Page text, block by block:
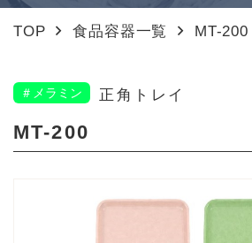
TOP 食品容器一覧 MT-200
＃メラミン 正角トレイ
MT-200